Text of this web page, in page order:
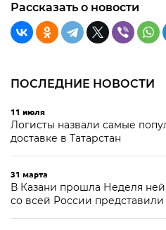
Рассказать о новости
ПОСЛЕДНИЕ НОВОСТИ
11 июля
Логисты назвали самые
доставке в Татарстан
31 марта
В Казани прошла Неделя
со всей России